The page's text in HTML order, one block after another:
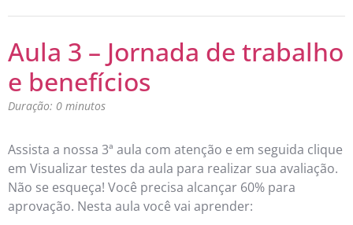
Aula 3 – Jornada de trabalho
e benefícios
Duração: 0 minutos
Assista a nossa 3ª aula com atenção e em seguida clique
em Visualizar testes da aula para realizar sua avaliação.
Não se esqueça! Você precisa alcançar 60% para
aprovação. Nesta aula você vai aprender: